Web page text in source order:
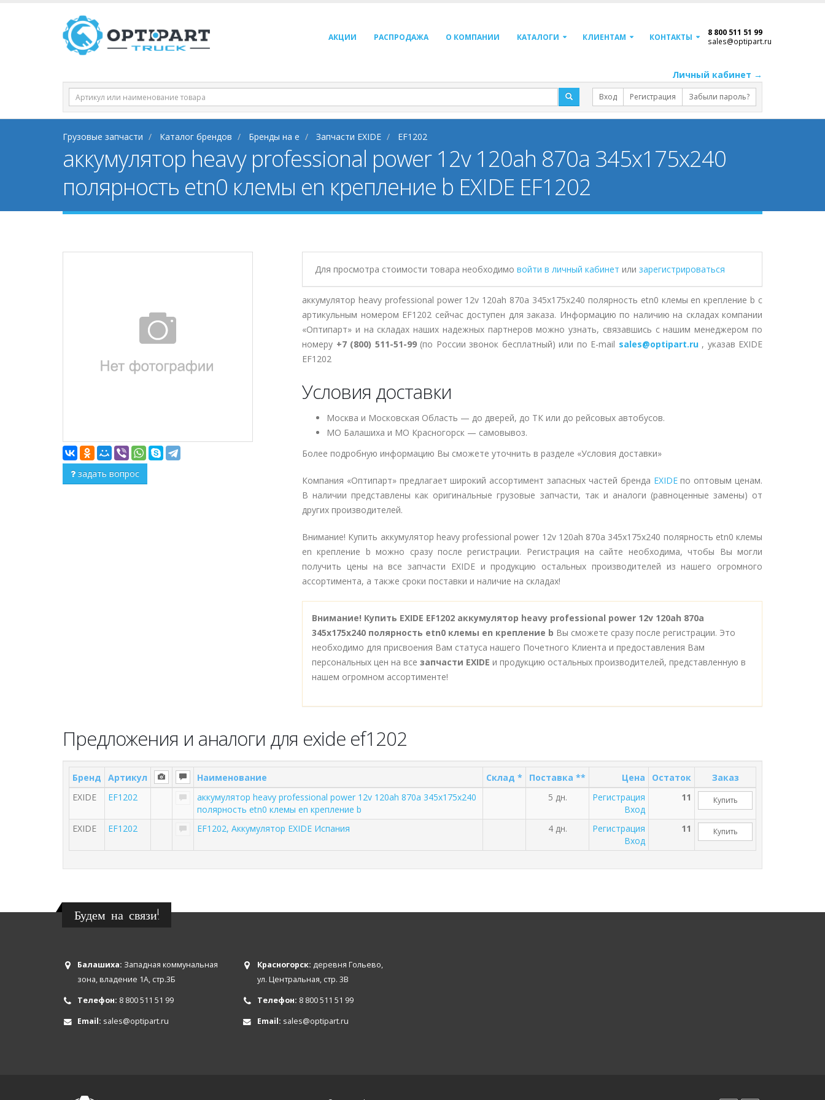
АКЦИИ РАСПРОДАЖА О КОМПАНИИ КАТАЛОГИ КЛИЕНТАМ КОНТАКТЫ 8 800 511 51 99
sales@optipart.ru
Личный кабинет →
Вход Регистрация Забыли пароль?
Грузовые запчасти Каталог брендов Бренды на e Запчасти EXIDE EF1202
аккумулятор heavy professional power 12v 120ah 870a 345х175х240
полярность etn0 клемы en крепление b EXIDE EF1202
задать вопрос
Для просмотра стоимости товара необходимо войти в личный кабинет или зарегистрироваться
аккумулятор heavy professional power 12v 120ah 870a 345х175х240 полярность etn0 клемы en крепление b с
артикульным номером EF1202 сейчас доступен для заказа. Информацию по наличию на складах компании
«Оптипарт» и на складах наших надежных партнеров можно узнать, связавшись с нашим менеджером по
номеру +7 (800) 511-51-99(по России звонок бесплатный) или по E-mail sales@optipart.ru , указав EXIDE
EF1202
Условия доставки
Москва и Московская Область — до дверей, до ТК или до рейсовых автобусов.
МО Балашиха и МО Красногорск — самовывоз.
Более подробную информацию Вы сможете уточнить в разделе «Условия доставки»
Компания «Оптипарт» предлагает широкий ассортимент запасных частей бренда EXIDEпо оптовым ценам.
В наличии представлены как оригинальные грузовые запчасти, так и аналоги (равноценные замены) от
других производителей.
Внимание! Купить аккумулятор heavy professional power 12v 120ah 870a 345х175х240 полярность etn0 клемы
en крепление b можно сразу после регистрации. Регистрация на сайте необходима, чтобы Вы могли
получить цены на все запчасти EXIDE и продукцию остальных производителей из нашего огромного
ассортимента, а также сроки поставки и наличие на складах!
Внимание! Купить EXIDE EF1202 аккумулятор heavy professional power 12v 120ah 870a
345х175х240 полярность etn0 клемы en крепление b Вы сможете сразу после регистрации. Это
необходимо для присвоения Вам статуса нашего Почетного Клиента и предоставления Вам
персональных цен на все запчасти EXIDE и продукцию остальных производителей, представленную в
нашем огромном ассортименте!
Предложения и аналоги для exide ef1202
Бренд Артикул Наименование Склад * Поставка ** Цена Остаток
Заказ
EXIDE
EF1202
аккумулятор heavy professional power 12v 120ah 870a 345х175х240
полярность etn0 клемы en крепление b
5 дн.
Регистрация
Вход
11 Купить
EXIDE EF1202 EF1202, Аккумулятор EXIDE Испания 4 дн.
Регистрация
Вход
11 Купить
Будем на связи!
Балашиха: Западная коммунальная
зона, владение 1А, стр.3Б
Телефон: 8 800 511 51 99
Email: sales@optipart.ru
Красногорск: деревня Гольево,
ул. Центральная, стр. 3В
Телефон: 8 800 511 51 99
Email: sales@optipart.ru